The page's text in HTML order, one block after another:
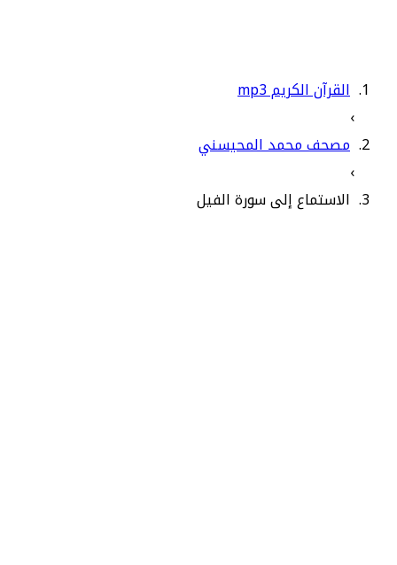
القرآن الكريم mp3
›
مصحف محمد المحيسني
›
الاستماع إلى سورة الفيل